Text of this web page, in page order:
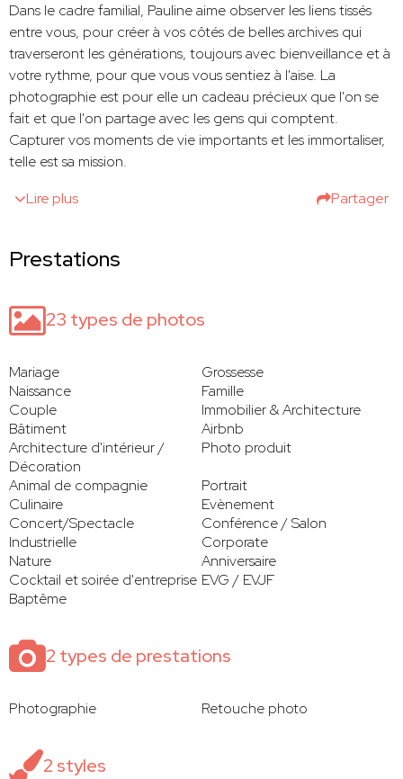
Dans le cadre familial, Pauline aime observer les liens tissés
entre vous, pour créer à vos côtés de belles archives qui
traverseront les générations, toujours avec bienveillance et à
votre rythme, pour que vous vous sentiez à l'aise. La
photographie est pour elle un cadeau précieux que l'on se
fait et que l'on partage avec les gens qui comptent.
Capturer vos moments de vie importants et les immortaliser,
telle est sa mission.
Lire plus
Partager
Prestations
23 types de photos
Mariage
Grossesse
Naissance
Famille
Couple
Immobilier & Architecture
Bâtiment
Airbnb
Architecture d'intérieur /
Décoration
Photo produit
Animal de compagnie
Portrait
Culinaire
Evènement
Concert/Spectacle
Conférence / Salon
Industrielle
Corporate
Nature
Anniversaire
Cocktail et soirée d'entreprise EVG / EVJF
Baptême
2 types de prestations
Photographie Retouche photo
2 styles